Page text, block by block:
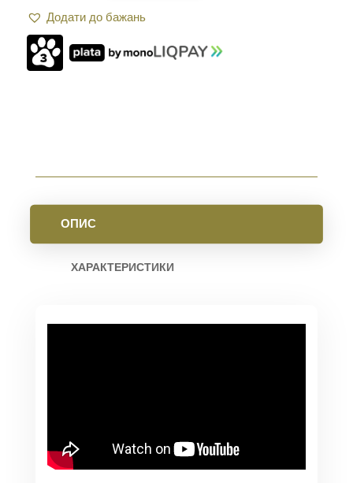
BRAKE
II
FULL
AUTO
28.
КІЛЬКІСТЬ
Додати до бажань
ОПИС
ХАРАКТЕРИСТИКИ